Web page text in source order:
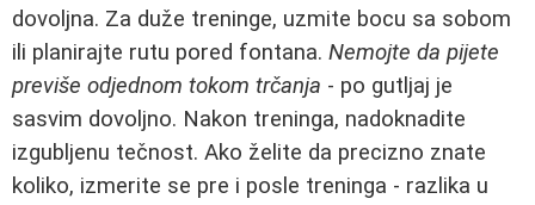
dovoljna. Za duže treninge, uzmite bocu sa sobom
ili planirajte rutu pored fontana. Nemojte da pijete
previše odjednom tokom trčanja - po gutljaj je
sasvim dovoljno. Nakon treninga, nadoknadite
izgubljenu tečnost. Ako želite da precizno znate
koliko, izmerite se pre i posle treninga - razlika u